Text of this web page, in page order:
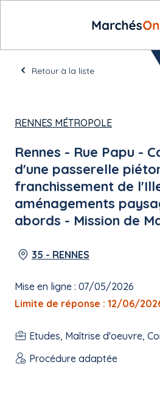
Retour à la liste
RENNES MÉTROPOLE
Rennes - Rue Papu -
d'une passerelle
franchissement de
aménagements
abords - Mission de
35 - RENNES
Mise en ligne : 07/05/2026
Limite de réponse : 12/06/
Etudes, Maîtrise d'oeuvre,
Procédure adaptée